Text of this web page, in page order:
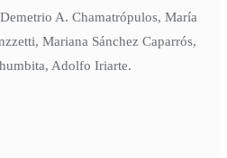
A. Chamatrópulos, María
Mariana Sánchez Caparrós,
Adolfo Iriarte.